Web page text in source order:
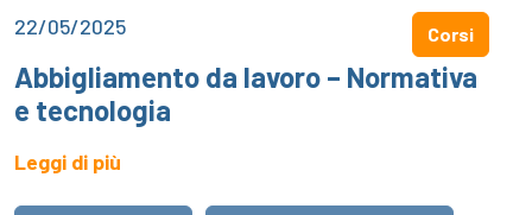
22/05/2025 Corsi
Abbigliamento da lavoro – Normativa
e tecnologia
Leggi di più